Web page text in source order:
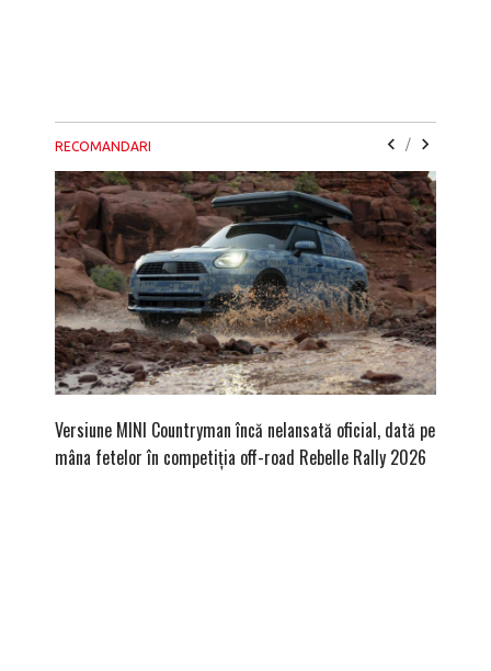
RECOMANDARI /
Versiune MINI Countryman încă nelansată oficial, dată pe
mâna fetelor în competiția off-road Rebelle Rally 2026